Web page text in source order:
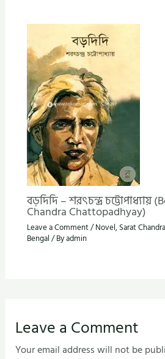
বড়দিদি – শরৎচন্দ্র চট্টোপাধ্যায়
Chandra Chattopadhyay)
Leave a Comment/Novel, Sarat
Bengal / Byadmin
Leave a Comment
Your email address will not be